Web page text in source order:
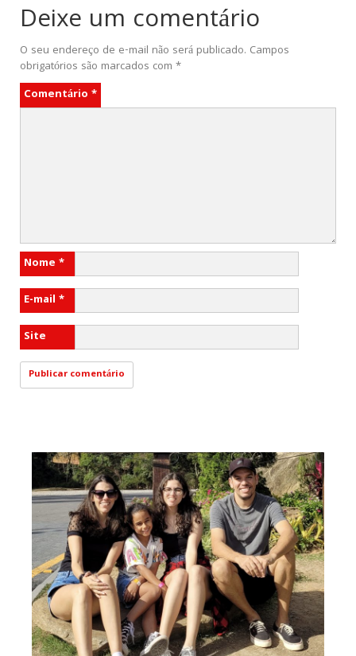
Deixe um comentário
O seu endereço de e-mail não será publicado. Campos
obrigatórios são marcados com *
Comentário *
Nome *
E-mail *
Site